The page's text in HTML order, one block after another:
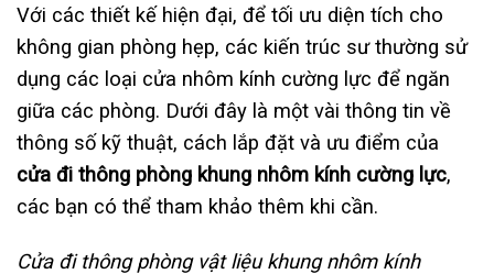
Với các thiết kế hiện đại, để tối ưu diện tích cho
không gian phòng hẹp, các kiến trúc sư thường sử
dụng các loại cửa nhôm kính cường lực để ngăn
giữa các phòng. Dưới đây là một vài thông tin về
thông số kỹ thuật, cách lắp đặt và ưu điểm của
cửa đi thông phòng khung nhôm kính cường lực,
các bạn có thể tham khảo thêm khi cần.
Cửa đi thông phòng vật liệu khung nhôm kính